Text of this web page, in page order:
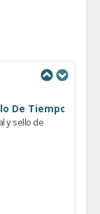
De Tiempo
y sello de
Previous